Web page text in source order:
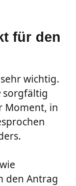
für den
wichtig.
sorgfältig
Moment, in
den Antrag